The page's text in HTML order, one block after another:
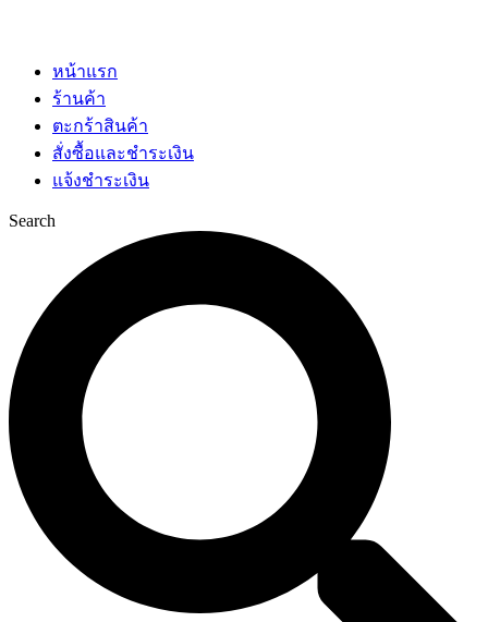
หน้าแรก
ร้านค้า
ตะกร้าสินค้า
สั่งซื้อและชำระเงิน
แจ้งชำระเงิน
Search